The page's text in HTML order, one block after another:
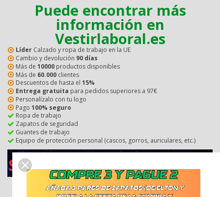
Puede encontrar más
información en
Vestirlaboral.es
Líder Calzado y ropa de trabajo en la UE
Cambio y devolución 90 días
Más de 10000 productos disponibles
Más de 60.000 clientes
Descuentos de hasta el 15%
Entrega gratuita para pedidos superiores a 97€
Personalízalo con tu logo
Pago 100% seguro
Ropa de trabajo
Zapatos de seguridad
Guantes de trabajo
Equipo de protección personal (cascos, gorros, auriculares, etc.)